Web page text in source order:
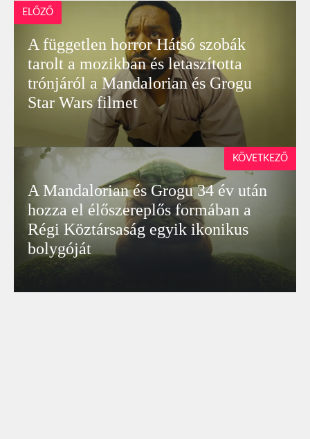
ELŐZŐ
A független horror Hátsó szobák
tarolt a mozikban és letaszította
trónjáról a Mandalorian és Grogu
Star Wars filmet
A Mandalorian és Grogu 34 év után
hozza el élőszereplős formában a
Régi Köztársaság egyik ikonikus
bolygóját
KÖVETKEZŐ